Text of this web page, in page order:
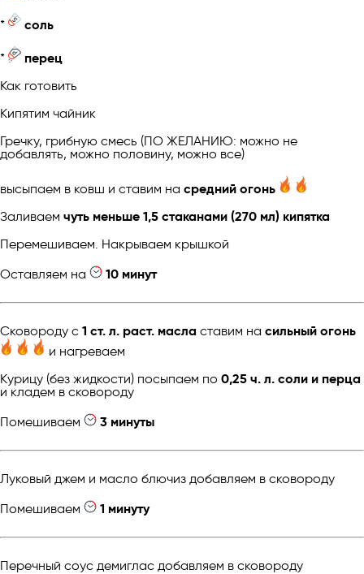
* соль
*
перец
Как готовить
Кипятим чайник
Гречку, грибную смесь (ПО ЖЕЛАНИЮ: можно не
добавлять, можно половину, можно все)
высыпаем в ковш и ставим на средний огонь
Заливаем чуть меньше 1,5 стаканами (270 мл) кипятка
Перемешиваем. Накрываем крышкой
Оставляем на
10 минут
Сковороду с 1 ст. л. раст. масла ставим на сильный огонь
и нагреваем
Курицу (без жидкости) посыпаем по 0,25 ч. л. соли и перца
и кладем в сковороду
Помешиваем
3 минуты
Луковый джем и масло блючиз добавляем в сковороду
Помешиваем
1 минуту
Перечный соус демиглас добавляем в сковороду